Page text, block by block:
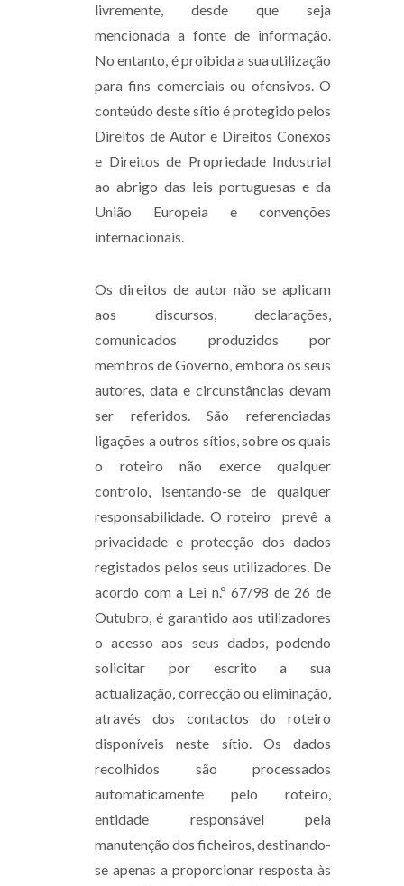
livremente, desde que seja
mencionada a fonte de informação.
No entanto, é proibida a sua utilização
para fins comerciais ou ofensivos. O
conteúdo deste sítio é protegido pelos
Direitos de Autor e Direitos Conexos
e Direitos de Propriedade Industrial
ao abrigo das leis portuguesas e da
União Europeia e convenções
internacionais.
Os direitos de autor não se aplicam
aos discursos, declarações,
comunicados produzidos por
membros de Governo, embora os seus
autores, data e circunstâncias devam
ser referidos. São referenciadas
ligações a outros sítios, sobre os quais
o roteiro não exerce qualquer
controlo, isentando-se de qualquer
responsabilidade. O roteiro prevê a
privacidade e protecção dos dados
registados pelos seus utilizadores. De
acordo com a Lei n.º 67/98 de 26 de
Outubro, é garantido aos utilizadores
o acesso aos seus dados, podendo
solicitar por escrito a sua
actualização, correcção ou eliminação,
através dos contactos do roteiro
disponíveis neste sítio. Os dados
recolhidos são processados
automaticamente pelo roteiro,
entidade responsável pela
manutenção dos ficheiros, destinando-
se apenas a proporcionar resposta às